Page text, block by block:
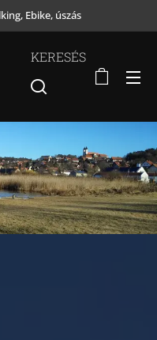
Ebike, úszás
KERESÉS